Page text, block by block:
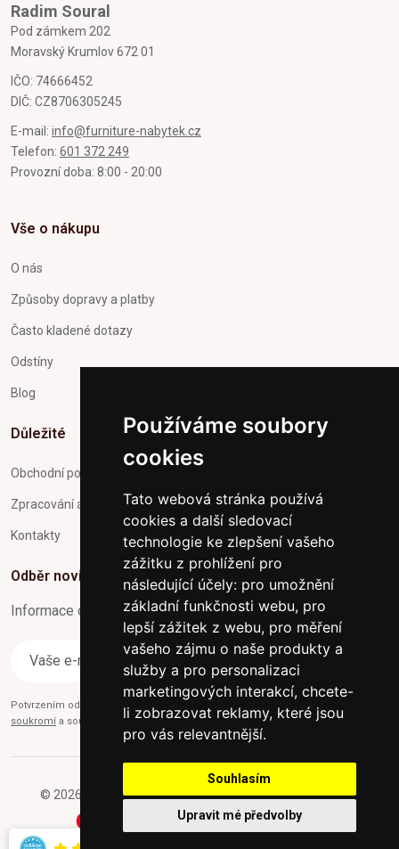
Používáme soubory
cookies
Tato webová stránka používá
cookies a další sledovací
technologie ke zlepšení vašeho
zážitku z prohlížení pro
následující účely: pro umožnění
základní funkčnosti webu, pro
lepší zážitek z webu, pro měření
vašeho zájmu o naše produkty a
služby a pro personalizaci
marketingových interakcí, chcete-
li zobrazovat reklamy, které jsou
pro vás relevantnější.
Souhlasím
Upravit mé předvolby
Radim Soural
Pod zámkem 202
Moravský Krumlov 672 01
IČO: 74666452
DIČ: CZ8706305245
E-mail: info@furniture-nabytek.cz
Telefon: 601 372 249
Provozní doba: 8:00 - 20:00
Vše o nákupu
O nás
Způsoby dopravy a platby
Často kladené dotazy
Odstíny
Blog
Důležité
Obchodní podmínky
Zpracování a ochrana osobních údajů
Kontakty
Odběr novinek
Informace o Novinkách a užitečné rady max. 1x za týden
Odebírat
Potvrzením odběru současně souhlasíte s našimi podmínkami o
soukromí a současně nám udělujete souhlas se zasíláním obchodních e-mailů.
© 2026 Furniture-nabytek.cz - Všechna práva vyhrazena.